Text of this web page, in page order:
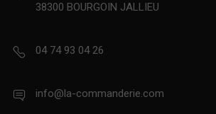
38300 BOURGOIN JALLIEU
04 74 93 04 26
info@la-commanderie.com